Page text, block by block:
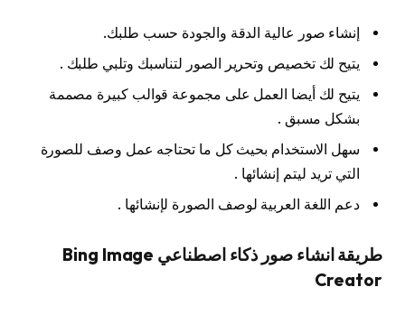
إنشاء صور عالية الدقة والجودة حسب طلبك.
يتيح لك تخصيص وتحرير الصور لتناسبك وتلبي طلبك .
يتيح لك أيضا العمل على مجموعة قوالب كبيرة مصممة
بشكل مسبق .
سهل الاستخدام بحيث كل ما تحتاجه عمل وصف للصورة
التي تريد ليتم إنشائها .
دعم اللغة العربية لوصف الصورة لإنشائها .
طريقة انشاء صور ذكاء اصطناعي Bing Image
Creator